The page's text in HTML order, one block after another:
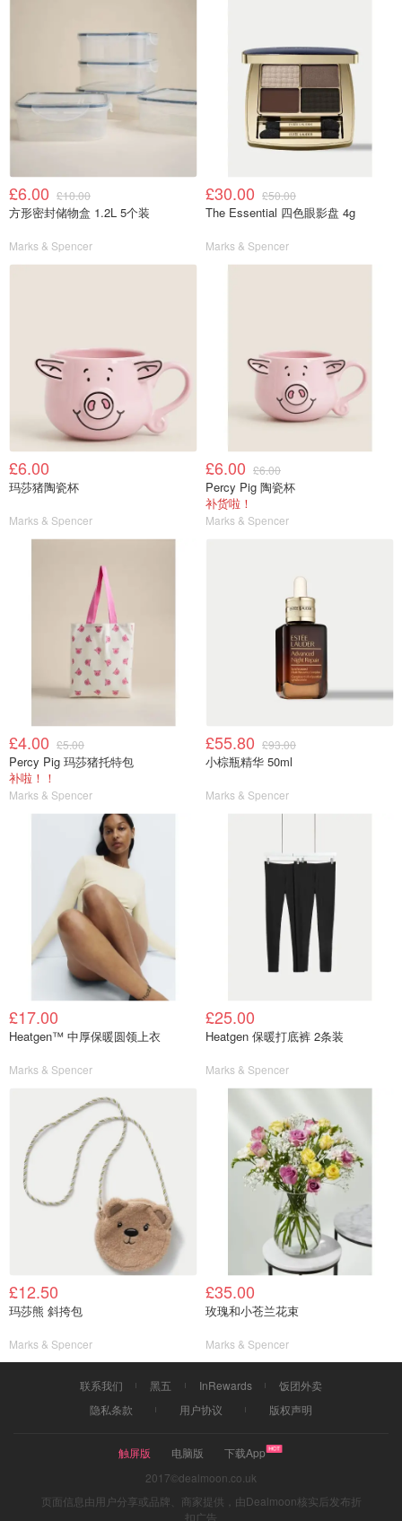
£6.00 £10.00
方形密封储物盒 1.2L 5个装
Marks & Spencer
£30.00 £50.00
The Essential 四色眼影盘 4g
Marks & Spencer
£6.00
玛莎猪陶瓷杯
Marks & Spencer
£6.00 £6.00
Percy Pig 陶瓷杯
补货啦！
Marks & Spencer
£4.00 £5.00
Percy Pig 玛莎猪托特包
补啦！！
Marks & Spencer
£55.80 £93.00
小棕瓶精华 50ml
Marks & Spencer
£17.00
Heatgen™ 中厚保暖圆领上衣
Marks & Spencer
£25.00
Heatgen 保暖打底裤 2条装
Marks & Spencer
£12.50
玛莎熊 斜挎包
Marks & Spencer
£35.00
玫瑰和小苍兰花束
Marks & Spencer
联系我们 黑五 InRewards
饭团外卖
隐私条款
用户协议 版权声明
触屏版 电脑版
下载App
2017©dealmoon.co.uk
页面信息由用户分享或品牌、商家提供，由Dealmoon核实后发布折
扣广告